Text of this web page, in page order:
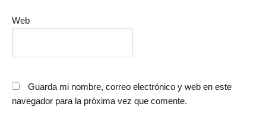
Web
Guarda mi nombre, correo electrónico y web en este
navegador para la próxima vez que comente.